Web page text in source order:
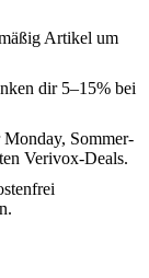
Artikel um
dir 5–15% bei
Sommer-
Verivox-Deals.